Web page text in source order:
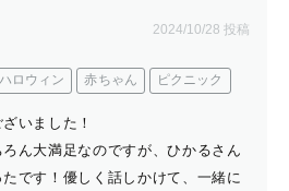
2024/10/28 投稿
ハロウィン 赤ちゃん ピクニック
いました！
ん大満足なのですが、ひかるさん
です！優しく話しかけて、一緒に